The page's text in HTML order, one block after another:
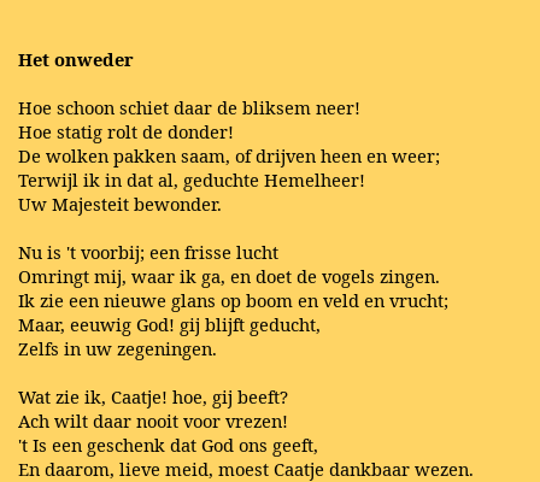
Het onweder
Hoe schoon schiet daar de bliksem neer!
Hoe statig rolt de donder!
De wolken pakken saam, of drijven heen en weer;
Terwijl ik in dat al, geduchte Hemelheer!
Uw Majesteit bewonder.
Nu is 't voorbij; een frisse lucht
Omringt mij, waar ik ga, en doet de vogels zingen.
Ik zie een nieuwe glans op boom en veld en vrucht;
Maar, eeuwig God! gij blijft geducht,
Zelfs in uw zegeningen.
Wat zie ik, Caatje! hoe, gij beeft?
Ach wilt daar nooit voor vrezen!
't Is een geschenk dat God ons geeft,
En daarom, lieve meid, moest Caatje dankbaar wezen.